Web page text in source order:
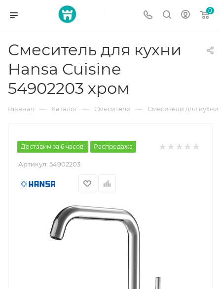
0
Смеситель для кухни
Hansa Cuisine
54902203 хром
Главная — Каталог — Смесители — Смесители для кухни
Доставим за 6 часов! Распродажа
Артикул: 54902203